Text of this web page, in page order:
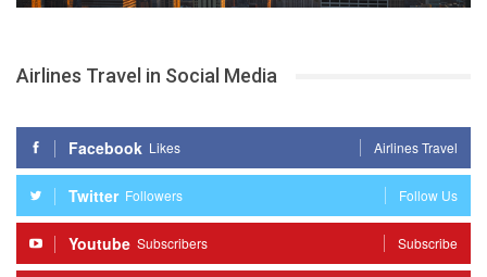
Airlines Travel in Social Media
Facebook Likes Airlines Travel
Twitter Followers Follow Us
Youtube Subscribers Subscribe